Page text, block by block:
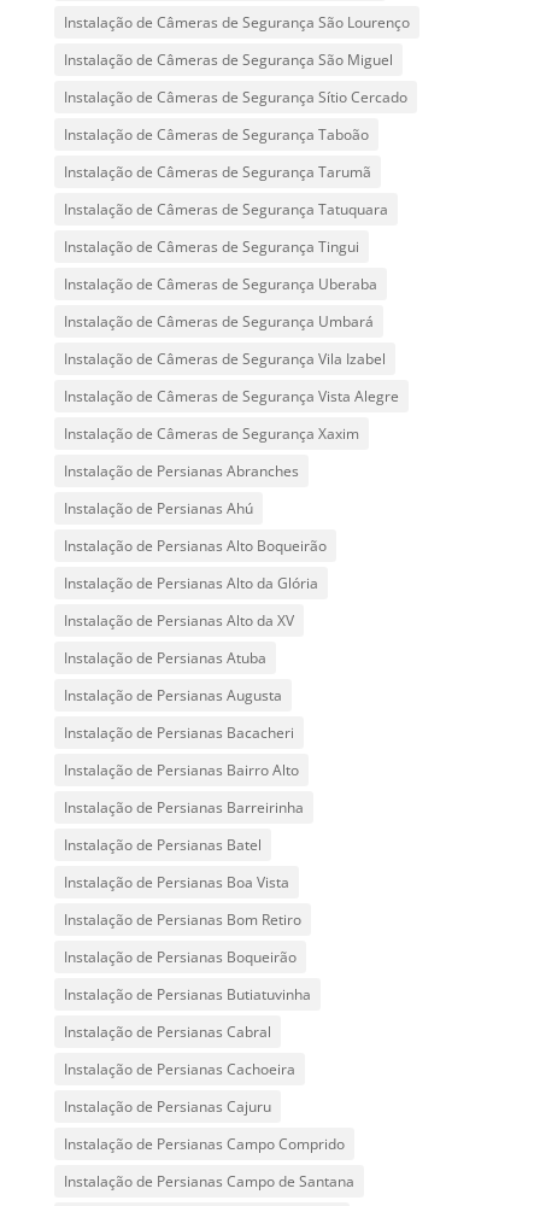
Instalação de Câmeras de Segurança São Lourenço
Instalação de Câmeras de Segurança São Miguel
Instalação de Câmeras de Segurança Sítio Cercado
Instalação de Câmeras de Segurança Taboão
Instalação de Câmeras de Segurança Tarumã
Instalação de Câmeras de Segurança Tatuquara
Instalação de Câmeras de Segurança Tingui
Instalação de Câmeras de Segurança Uberaba
Instalação de Câmeras de Segurança Umbará
Instalação de Câmeras de Segurança Vila Izabel
Instalação de Câmeras de Segurança Vista Alegre
Instalação de Câmeras de Segurança Xaxim
Instalação de Persianas Abranches
Instalação de Persianas Ahú
Instalação de Persianas Alto Boqueirão
Instalação de Persianas Alto da Glória
Instalação de Persianas Alto da XV
Instalação de Persianas Atuba
Instalação de Persianas Augusta
Instalação de Persianas Bacacheri
Instalação de Persianas Bairro Alto
Instalação de Persianas Barreirinha
Instalação de Persianas Batel
Instalação de Persianas Boa Vista
Instalação de Persianas Bom Retiro
Instalação de Persianas Boqueirão
Instalação de Persianas Butiatuvinha
Instalação de Persianas Cabral
Instalação de Persianas Cachoeira
Instalação de Persianas Cajuru
Instalação de Persianas Campo Comprido
Instalação de Persianas Campo de Santana